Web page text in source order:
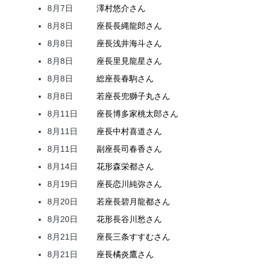
8月7日
澤村悠介さん
8月8日
座長長縄龍郎さん
8月8日
座長浅井海斗さん
8月8日
座長里見龍星さん
8月8日
総座長春駒さん
8月8日
若座長兜獅子丸さん
8月11日
座長博多家桃太郎さん
8月11日
座長中村喜道さん
8月11日
副座長司春香さん
8月14日
花形森栄都さん
8月19日
座長恋川純弥さん
8月20日
若座長碧月龍都さん
8月20日
花形長谷川愁さん
8月21日
座長三条すすむさん
8月21日
座長橘炎鷹さん